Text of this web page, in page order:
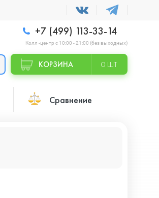
+7 (499) 113-33-14
Колл -центр с 10:00 - 21:00 (без выходных)
КОРЗИНА 0 ШТ
Сравнение